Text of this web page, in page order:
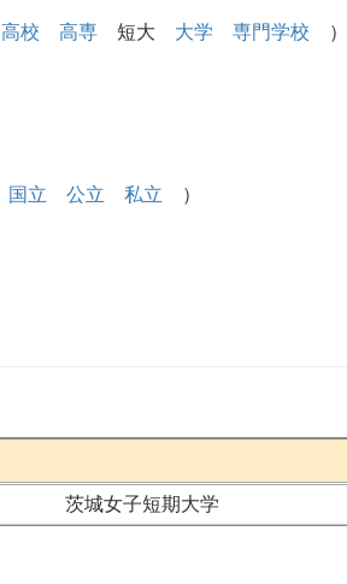
高校 高専 短大 大学 専門学校 ）
国立 公立 私立 ）
茨城女子短期大学